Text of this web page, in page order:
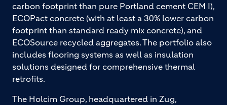
carbon footprint than pure Portland cement CEM I),
ECOPact concrete (with at least a 30% lower carbon
footprint than standard ready mix concrete), and
ECOSource recycled aggregates. The portfolio also
includes flooring systems as well as insulation
solutions designed for comprehensive thermal
retrofits.
The Holcim Group, headquartered in Zug,